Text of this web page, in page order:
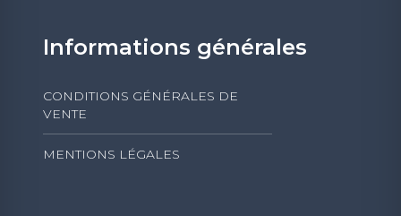
Informations générales
CONDITIONS GÉNÉRALES DE
VENTE
MENTIONS LÉGALES